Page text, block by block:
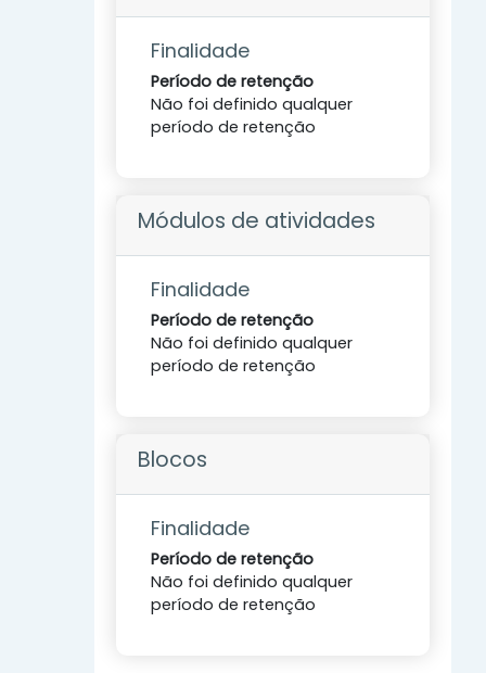
Finalidade
Período de retenção
Não foi definido qualquer
período de retenção
Módulos de atividades
Finalidade
Período de retenção
Não foi definido qualquer
período de retenção
Blocos
Finalidade
Período de retenção
Não foi definido qualquer
período de retenção